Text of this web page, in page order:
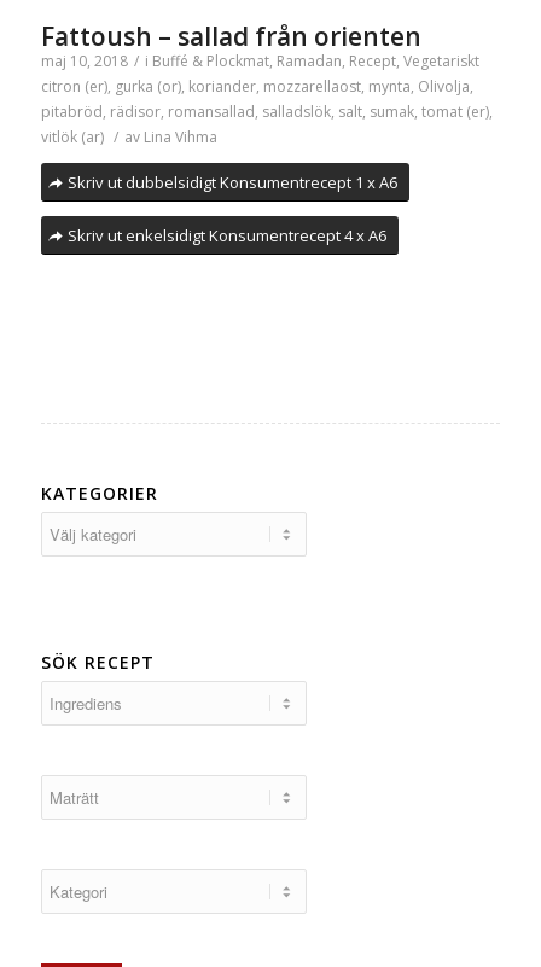
Fattoush – sallad från orienten
maj 10, 2018 / i Buffé & Plockmat, Ramadan, Recept, Vegetariskt
citron (er), gurka (or), koriander, mozzarellaost, mynta, Olivolja,
pitabröd, rädisor, romansallad, salladslök, salt, sumak, tomat (er),
vitlök (ar) / av Lina Vihma
Skriv ut dubbelsidigt Konsumentrecept 1 x A6
Skriv ut enkelsidigt Konsumentrecept 4 x A6
KATEGORIER
SÖK RECEPT